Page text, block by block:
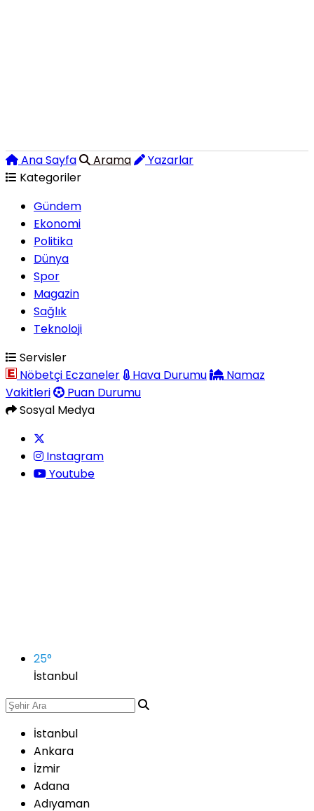
Ana Sayfa Arama
Yazarlar
Kategoriler
Gündem
Ekonomi
Politika
Dünya
Spor
Magazin
Sağlık
Teknoloji
Servisler
Nöbetçi Eczaneler
Hava Durumu
Namaz
Vakitleri
Puan Durumu
Sosyal Medya
Instagram
Youtube
25°
İstanbul
İstanbul
Ankara
İzmir
Adana
Adıyaman